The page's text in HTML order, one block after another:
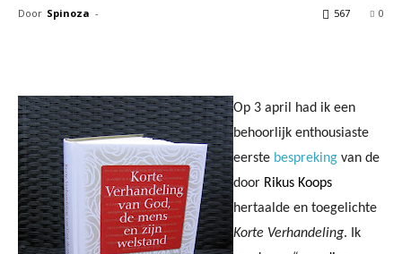
Door Spinoza - 0
567
Op 3 april had ik een
behoorlijk enthousiaste
eerste bespreking van de
door Rikus Koops
hertaalde en toegelichte
Korte Verhandeling. Ik